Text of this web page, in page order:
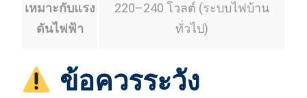
เหมาะกับแรง
ดันไฟฟ้า
220–240 โวลต์ (ระบบไฟบ้าน
ทั่วไป)
ข้อควรระวัง